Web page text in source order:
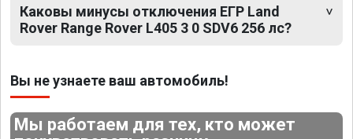
Каковы минусы отключения ЕГР Land
Rover Range Rover L405 3 0 SDV6 256 лс?
Вы не узнаете ваш автомобиль!
Мы работаем для тех, кто может